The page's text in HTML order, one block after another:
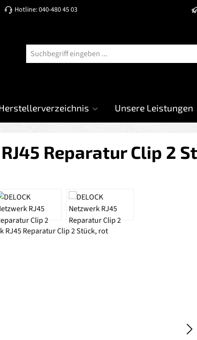
Hotline: 040-480 45 03
Unsere Leistungen
Reparatur Clip 2